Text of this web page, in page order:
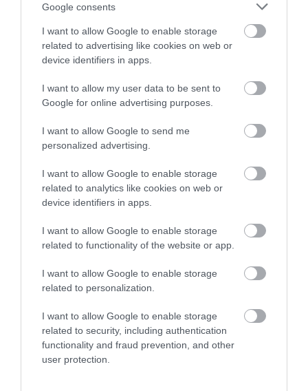
Google consents
I want to allow Google to enable storage
related to advertising like cookies on web or
device identifiers in apps.
I want to allow my user data to be sent to
Google for online advertising purposes.
I want to allow Google to send me
personalized advertising.
I want to allow Google to enable storage
related to analytics like cookies on web or
device identifiers in apps.
I want to allow Google to enable storage
related to functionality of the website or app.
I want to allow Google to enable storage
related to personalization.
I want to allow Google to enable storage
related to security, including authentication
functionality and fraud prevention, and other
user protection.
προσδίδουν µοναδικό χαρακτήρα, το χαλί Gala
προσφέρει µια αίσθηση ζεστασιάς και κοµψότητας.
Το µεγάλο του πλεονέκτηµα; Μπορεί να κοπεί σε
επιθυµητές διαστάσεις, προσαρµόζοντας το απόλυτα
στις ανάγκες σας. Ιδανικό για κάθε δωµάτιο το χαλί
Gala είναι η επιλογή για όσους αναζητούν ποιότητα
Οι αναλογίες αυτού ενδέχεται να διαφέρουν απο την
εικονιζόµενη φωτογραφία του τυποποιηµένου
χαλιού.
Τεχνικά Χαρακτηριστικά:
•Ύψος Πέλους: 18mm (+/-5%)
•Πυκνότητα : 179.200 κόµποι/m² (+/-5%)
Σημαντική παρατήρηση: Ενδέχεται να υπάρχει
κάποια απόκλιση στο χρώμα του προϊόντος από αυτό